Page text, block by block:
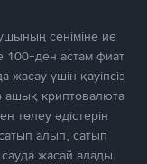
сеніміне ие
100-ден астам фиат
үшін қауіпсіз
криптовалюта
төлеу әдістерін
алып, сатып
жасай алады.